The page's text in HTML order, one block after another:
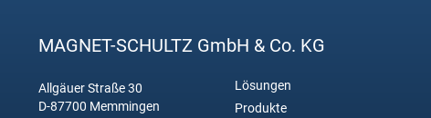
MAGNET-SCHULTZ GmbH & Co. KG
Allgäuer Straße 30
D-87700 Memmingen
Lösungen
Produkte